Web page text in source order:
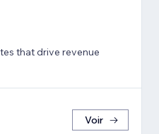
that drive revenue
Voir